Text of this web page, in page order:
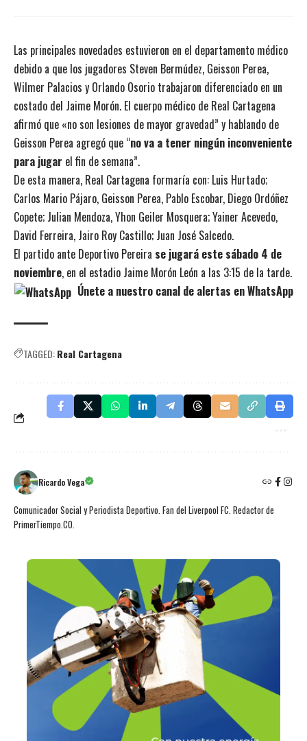
Las principales novedades estuvieron en el departamento médico
debido a que los jugadores Steven Bermúdez, Geisson Perea,
Wilmer Palacios y Orlando Osorio trabajaron diferenciado en un
costado del Jaime Morón. El cuerpo médico de Real Cartagena
afirmó que «no son lesiones de mayor gravedad” y hablando de
Geisson Perea agregó que “no va a tener ningún inconveniente
para jugar el fin de semana”.
De esta manera, Real Cartagena formaría con: Luis Hurtado;
Carlos Mario Pájaro, Geisson Perea, Pablo Escobar, Diego Ordóñez
Copete; Julian Mendoza, Yhon Geiler Mosquera; Yainer Acevedo,
David Ferreira, Jairo Roy Castillo; Juan José Salcedo.
El partido ante Deportivo Pereira se jugará este sábado 4 de
noviembre, en el estadio Jaime Morón León a las 3:15 de la tarde.
Únete a nuestro canal de alertas en WhatsApp
TAGGED:Real Cartagena
Ricardo Vega
Comunicador Social y Periodista Deportivo. Fan del Liverpool FC. Redactor de
PrimerTiempo.CO.